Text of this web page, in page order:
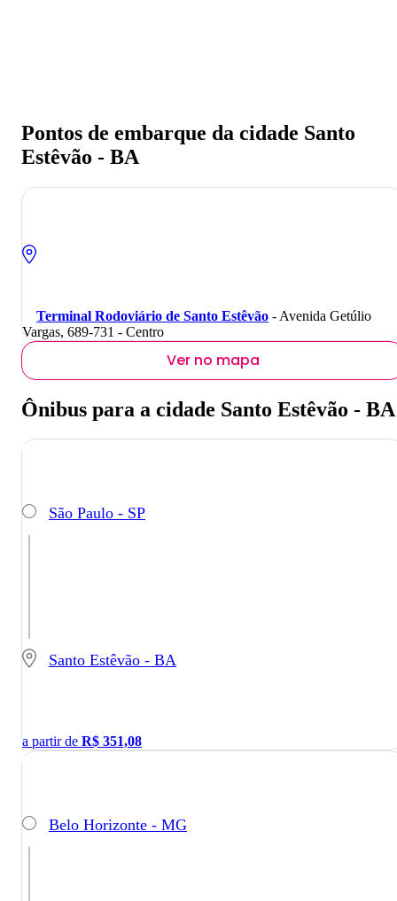
Pontos de embarque da cidade Santo
Estêvão - BA
Terminal Rodoviário de Santo Estêvão - Avenida Getúlio
Vargas, 689-731 - Centro
Ver no mapa
Ônibus para a cidade Santo Estêvão - BA
São Paulo - SP
Santo Estêvão - BA
a partir de R$ 351,08
Belo Horizonte - MG